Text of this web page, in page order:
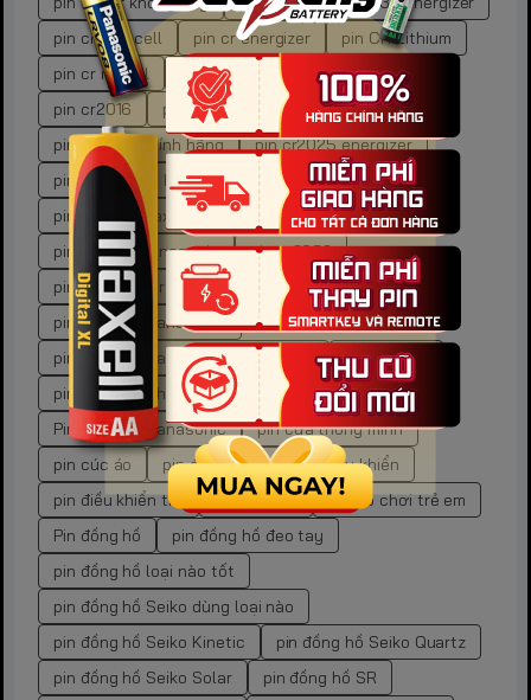
pin cr duracell
pin cr energizer
pin CR Lithium
pin cr maxell
pin cr panasonic
pin cr1632
pin cr2016
pin cr2023
Pin CR2025
pin cr2025 chính hãng
pin cr2025 energizer
pin cr2025 gp battery
pin cr2025 lithium
pin cr2025 maxell
pin cr2025 nation power
pin cr2025 panasonic
pin cr2032
pin cr2032 duracell
pin cr2032 maxell
pin CR2032 Panasonic
pin CR2032 Panasonic chính hãng
pin cr2450
pin CR2450 chính hãng
pin CR2450 Maxell
Pin CR2450 Panasonic
pin cửa thông minh
pin cúc áo
pin điện thoại
pin điều khiển
pin điều khiển tivi
pin đồ chơi
pin đồ chơi trẻ em
Pin đồng hồ
pin đồng hồ đeo tay
pin đồng hồ loại nào tốt
pin đồng hồ Seiko dùng loại nào
pin đồng hồ Seiko Kinetic
pin đồng hồ Seiko Quartz
pin đồng hồ Seiko Solar
pin đồng hồ SR